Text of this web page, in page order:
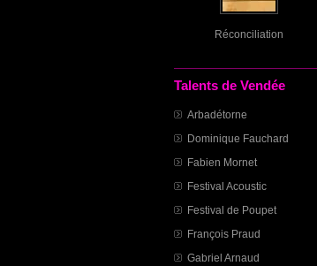
Réconciliation
Talents de Vendée
Arbadétorne
Dominique Fauchard
Fabien Mornet
Festival Acoustic
Festival de Poupet
François Praud
Gabriel Arnaud